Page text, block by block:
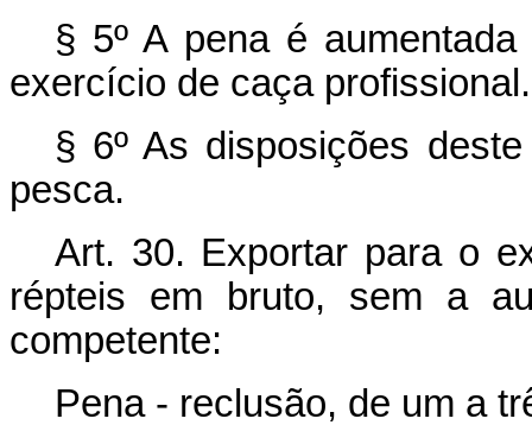
§ 5º A pena é
exercício de caça profissional.
§ 6º As disposições
pesca.
Art. 30. Exportar para o
répteis em bruto, sem a
competente:
Pena - reclusão, de um a